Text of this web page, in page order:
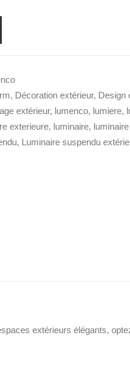
, Décoration extérieur, Design
extérieur, lumenco, lumiere,
exterieure, luminaire,
, Luminaire suspendu
extérieurs élégants,